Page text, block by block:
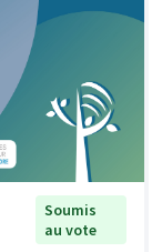
Soumis
au vote